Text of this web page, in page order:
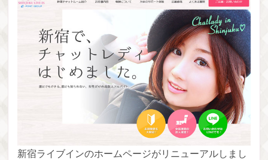
新宿ライブインのホームページがリニューアルしまし